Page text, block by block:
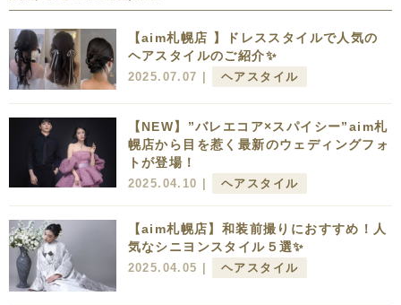
【aim札幌店 】ドレススタイルで人気の
ヘアスタイルのご紹介✨
2025.07.07 | ヘアスタイル
【NEW】”バレエコア×スパイシー”aim札
幌店から目を惹く最新のウェディングフォ
トが登場！
2025.04.10 | ヘアスタイル
【aim札幌店】和装前撮りにおすすめ！人
気なシニヨンスタイル５選✨
2025.04.05 | ヘアスタイル